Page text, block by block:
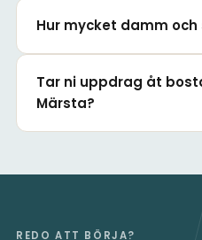
Hur mycket damm
Tar ni uppdrag åt
Märsta?
REDO ATT BÖRJA?